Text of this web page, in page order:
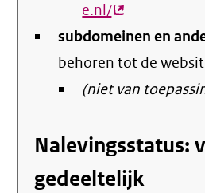
e.nl/(externe
link)
subdomeinen en
behoren tot de
(niet van
Nalevingsstatus:
gedeeltelijk